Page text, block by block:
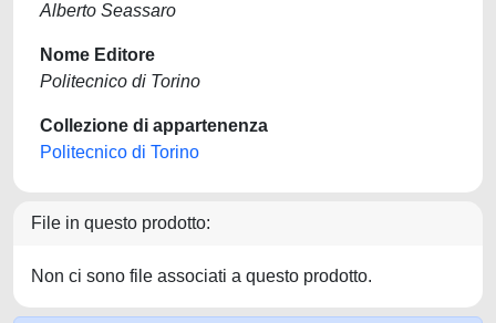
Alberto Seassaro
Nome Editore
Politecnico di Torino
Collezione di appartenenza
Politecnico di Torino
File in questo prodotto:
Non ci sono file associati a questo prodotto.